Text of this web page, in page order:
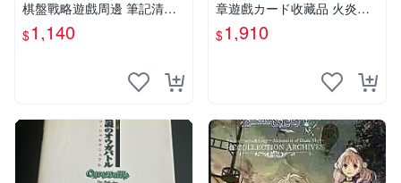
棋盤戰略遊戲周邊 筆記清晰
圖像精美 指揮官收藏 圍棋盤
圍棋子 火焰之紋章
$1,140
章遊戲カード收藏品 火炎之
紋章 卡片 游戲卡
$1,910